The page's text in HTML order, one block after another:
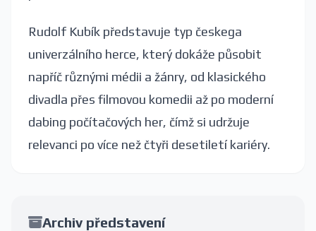
Rudolf Kubík představuje typ českega
univerzálního herce, který dokáže působit
napříč různými médii a žánry, od klasického
divadla přes filmovou komedii až po moderní
dabing počítačových her, čímž si udržuje
relevanci po více než čtyři desetiletí kariéry.
Archiv představení